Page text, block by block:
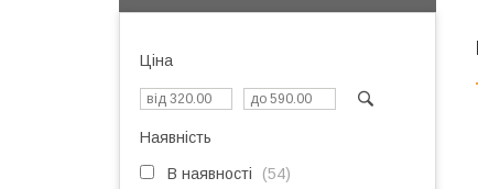
Ціна
Наявність
В наявності 54